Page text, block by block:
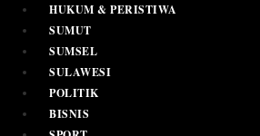
HUKUM & PERISTIWA
SUMUT
SUMSEL
SULAWESI
POLITIK
BISNIS